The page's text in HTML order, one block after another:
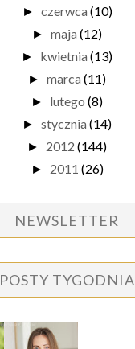
► czerwca (10)
► maja (12)
► kwietnia (13)
► marca (11)
► lutego (8)
► stycznia (14)
► 2012 (144)
► 2011 (26)
NEWSLETTER
POSTY TYGODNIA